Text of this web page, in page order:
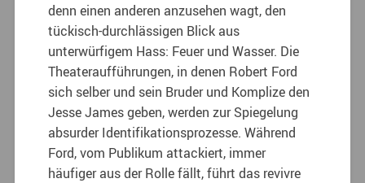
denn einen anderen anzusehen wagt, den
tückisch-durchlässigen Blick aus
unterwürfigem Hass: Feuer und Wasser. Die
Theateraufführungen, in denen Robert Ford
sich selber und sein Bruder und Komplize den
Jesse James geben, werden zur Spiegelung
absurder Identifikationsprozesse. Während
Ford, vom Publikum attackiert, immer
häufiger aus der Rolle fällt, führt das revivre